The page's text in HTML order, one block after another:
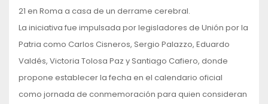
21 en Roma a casa de un derrame cerebral.
La iniciativa fue impulsada por legisladores de Unión por la
Patria como Carlos Cisneros, Sergio Palazzo, Eduardo
Valdés, Victoria Tolosa Paz y Santiago Cafiero, donde
propone establecer la fecha en el calendario oficial
como jornada de conmemoración para quien consideran